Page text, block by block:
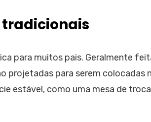
para muitos pais. Geralmente
projetadas para serem colocadas
estável, como uma mesa de